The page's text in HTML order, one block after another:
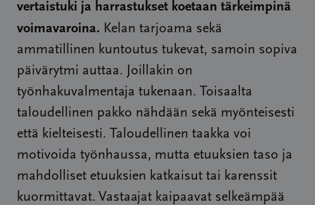
vertaistuki ja harrastukset koetaan tärkeimpinä
voimavaroina. Kelan tarjoama sekä
ammatillinen kuntoutus tukevat, samoin sopiva
päivärytmi auttaa. Joillakin on
työnhakuvalmentaja tukenaan. Toisaalta
taloudellinen pakko nähdään sekä myönteisesti
että kielteisesti. Taloudellinen taakka voi
motivoida työnhaussa, mutta etuuksien taso ja
mahdolliset etuuksien katkaisut tai karenssit
kuormittavat. Vastaajat kaipaavat selkeämpää